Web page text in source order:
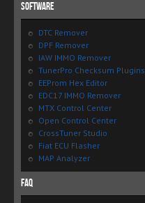
Software
DTC Remover
DPF Remover
IAW IMMO Remover
TunerPro Checksum Plugins
EEProm Hex Editor
EDC17 IMMO Remover
MTX Control Center
Open Control Center
CrossTuner Studio
Fiat ECU Flasher
MAP Analyzer
FAQ